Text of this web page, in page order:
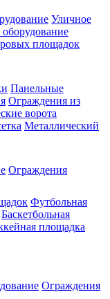
Уличное
площадок
Панельные
Ограждения из
ворота
Металлический
Ограждения
Футбольная
Баскетбольная
площадка
Ограждения